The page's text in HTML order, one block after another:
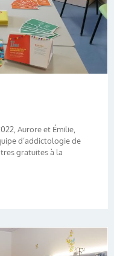
Aurore et Émilie,
d’addictologie de
gratuites à la